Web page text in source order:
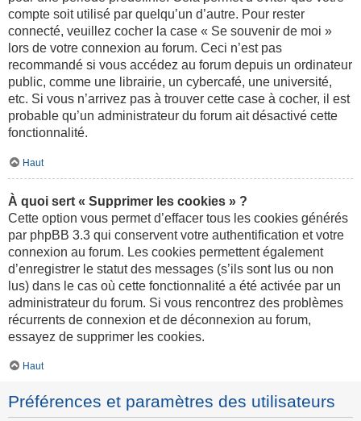
compte soit utilisé par quelqu’un d’autre. Pour rester
connecté, veuillez cocher la case « Se souvenir de moi »
lors de votre connexion au forum. Ceci n’est pas
recommandé si vous accédez au forum depuis un ordinateur
public, comme une librairie, un cybercafé, une université,
etc. Si vous n’arrivez pas à trouver cette case à cocher, il est
probable qu’un administrateur du forum ait désactivé cette
fonctionnalité.
Haut
À quoi sert « Supprimer les cookies » ?
Cette option vous permet d’effacer tous les cookies générés
par phpBB 3.3 qui conservent votre authentification et votre
connexion au forum. Les cookies permettent également
d’enregistrer le statut des messages (s’ils sont lus ou non
lus) dans le cas où cette fonctionnalité a été activée par un
administrateur du forum. Si vous rencontrez des problèmes
récurrents de connexion et de déconnexion au forum,
essayez de supprimer les cookies.
Haut
Préférences et paramètres des utilisateurs